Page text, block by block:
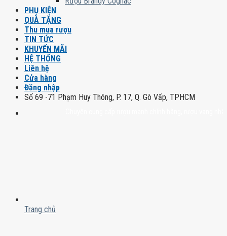
PHỤ KIỆN
QUÀ TẶNG
Thu mua rượu
TIN TỨC
KHUYẾN MÃI
HỆ THỐNG
Liên hệ
Cửa hàng
Đăng nhập
Số 69 -71 Phạm Huy Thông, P. 17, Q. Gò Vấp, TPHCM
Trang chủ